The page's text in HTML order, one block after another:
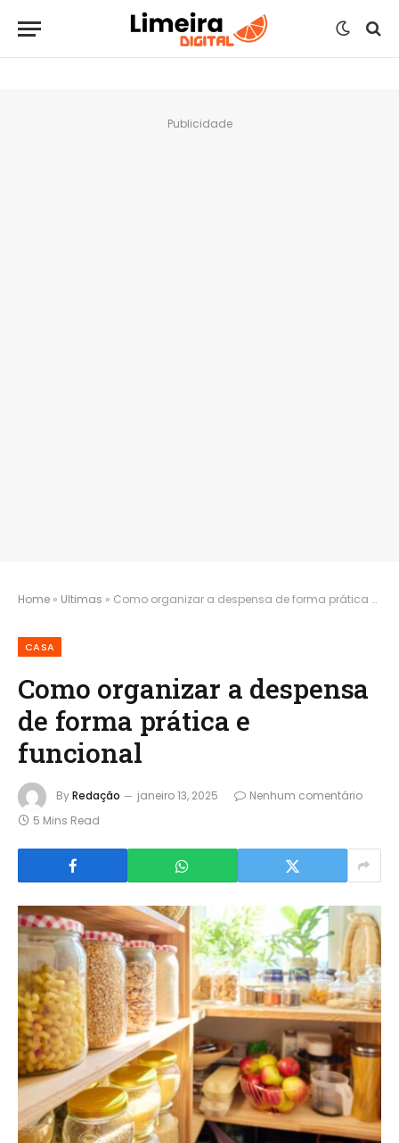
Publicidade
Home » Ultimas » Como organizar a despensa de forma prática e funcional
CASA
Como organizar a despensa
de forma prática e
funcional
ByRedação janeiro 13, 2025
Nenhum comentário
5 Mins Read